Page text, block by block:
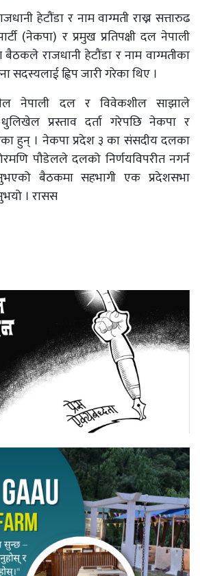
हेटौंडा र नाम वाग्मती राख्न सत्तारुढ
(नेकपा) र प्रमुख प्रतिपक्षी दल नेपाली
राजधानी हेटौंडा र नाम वाग्मतीका
सदस्यलाई ह्विप जारी गरेका थिए ।
नेपाली दल र विवेकशील साझाले
धुलिखेल प्रस्ताव दर्ता गरेपछि नेकपा र
हुन् । नेकपा प्रदेश ३ का संसदीय दलका
पौडेलले दलको निर्णयविपरीत नगर्न
बैठकमा सहभागी एक प्रदेशसभा
। रासस